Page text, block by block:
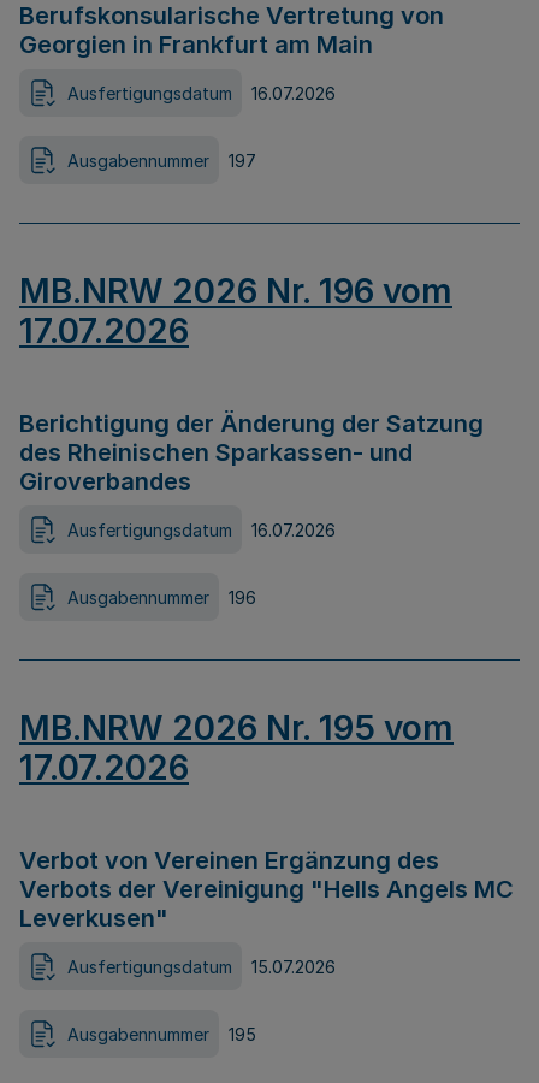
Berufskonsularische Vertretung von
Georgien in Frankfurt am Main
Ausfertigungsdatum 16.07.2026
Ausgabennummer 197
MB.NRW 2026 Nr. 196 vom
17.07.2026
Berichtigung der Änderung der Satzung
des Rheinischen Sparkassen- und
Giroverbandes
Ausfertigungsdatum 16.07.2026
Ausgabennummer 196
MB.NRW 2026 Nr. 195 vom
17.07.2026
Verbot von Vereinen Ergänzung des
Verbots der Vereinigung "Hells Angels MC
Leverkusen"
Ausfertigungsdatum 15.07.2026
Ausgabennummer 195